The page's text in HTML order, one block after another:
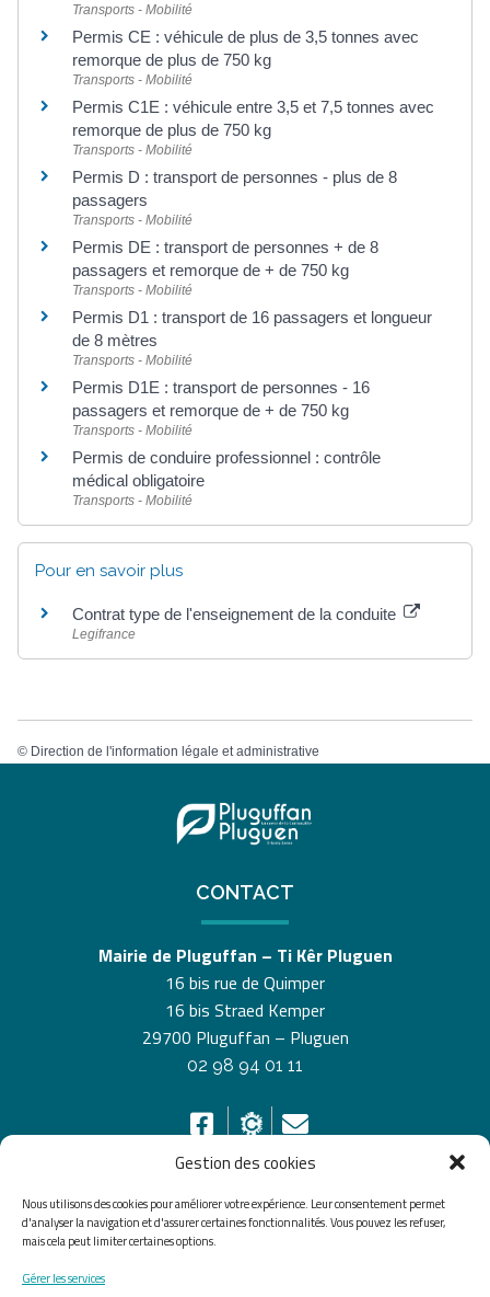
Gestion des cookies
Nous utilisons des cookies pour améliorer votre expérience. Leur consentement permet
d'analyser la navigation et d'assurer certaines fonctionnalités. Vous pouvez les refuser,
mais cela peut limiter certaines options.
Gérer les services
Transports - Mobilité
Permis CE : véhicule de plus de 3,5 tonnes avec
remorque de plus de 750 kg
Transports - Mobilité
Permis C1E : véhicule entre 3,5 et 7,5 tonnes avec
remorque de plus de 750 kg
Transports - Mobilité
Permis D : transport de personnes - plus de 8
passagers
Transports - Mobilité
Permis DE : transport de personnes + de 8
passagers et remorque de + de 750 kg
Transports - Mobilité
Permis D1 : transport de 16 passagers et longueur
de 8 mètres
Transports - Mobilité
Permis D1E : transport de personnes - 16
passagers et remorque de + de 750 kg
Transports - Mobilité
Permis de conduire professionnel : contrôle
médical obligatoire
Transports - Mobilité
Pour en savoir plus
Contrat type de l'enseignement de la conduite
Legifrance
© Direction de l'information légale et administrative
CONTACT
Mairie de Pluguffan – Ti Kêr Pluguen
16 bis rue de Quimper
16 bis Straed Kemper
29700 Pluguffan – Pluguen
02 98 94 01 11
HORAIRES D’OUVERTURE
Du lundi au vendredi de 8h30 à 12h30 et de 13h30 à